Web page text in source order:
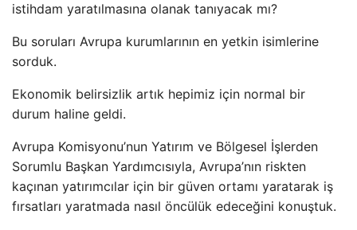
istihdam yaratılmasına olanak tanıyacak mı?
Bu soruları Avrupa kurumlarının en yetkin isimlerine
sorduk.
Ekonomik belirsizlik artık hepimiz için normal bir
durum haline geldi.
Avrupa Komisyonu’nun Yatırım ve Bölgesel İşlerden
Sorumlu Başkan Yardımcısıyla, Avrupa’nın riskten
kaçınan yatırımcılar için bir güven ortamı yaratarak iş
fırsatları yaratmada nasıl öncülük edeceğini konuştuk.